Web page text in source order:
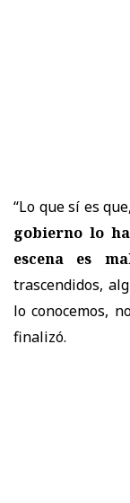
“Lo que sí es
gobierno lo
escena es
trascendidos,
lo conocemos,
finalizó.